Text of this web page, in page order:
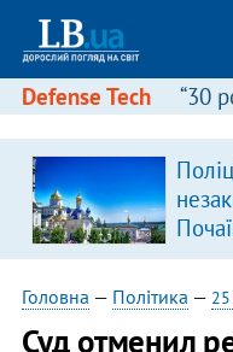
Defense Tech “30
Головна — Політика —
Суд отменил